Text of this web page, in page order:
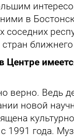
в
соседних
Центре
верно. Ведь
новой
с 1991 года.